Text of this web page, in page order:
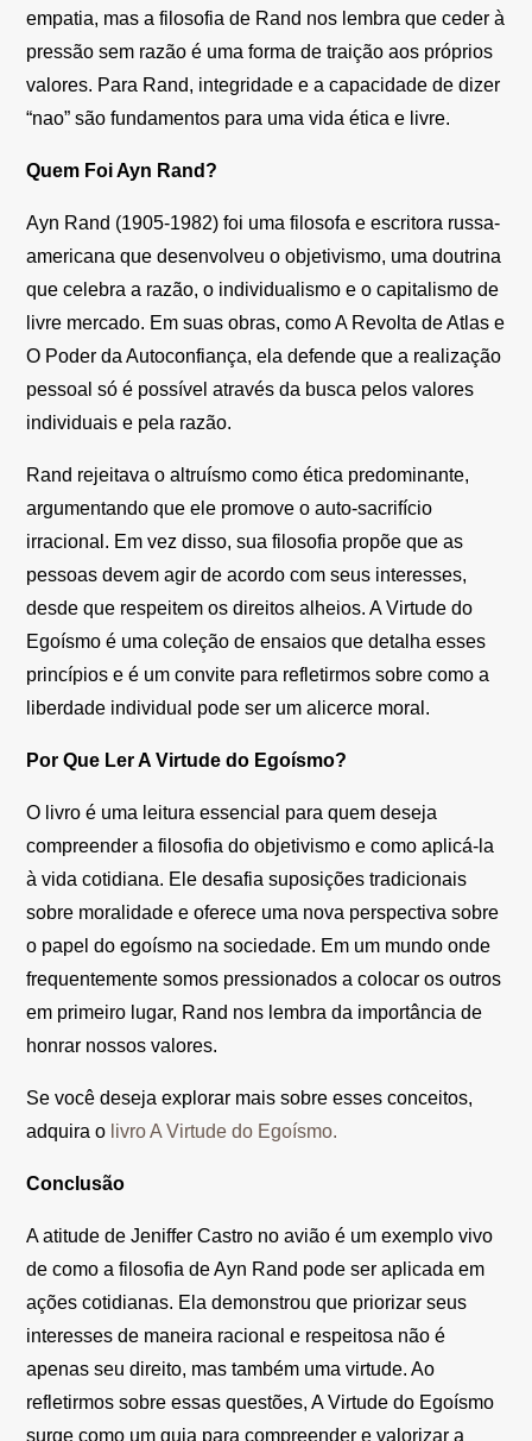
empatia, mas a filosofia de Rand nos lembra que ceder à
pressão sem razão é uma forma de traição aos próprios
valores. Para Rand, integridade e a capacidade de dizer
“nao” são fundamentos para uma vida ética e livre.
Quem Foi Ayn Rand?
Ayn Rand (1905-1982) foi uma filosofa e escritora russa-
americana que desenvolveu o objetivismo, uma doutrina
que celebra a razão, o individualismo e o capitalismo de
livre mercado. Em suas obras, como A Revolta de Atlas e
O Poder da Autoconfiança, ela defende que a realização
pessoal só é possível através da busca pelos valores
individuais e pela razão.
Rand rejeitava o altruísmo como ética predominante,
argumentando que ele promove o auto-sacrifício
irracional. Em vez disso, sua filosofia propõe que as
pessoas devem agir de acordo com seus interesses,
desde que respeitem os direitos alheios. A Virtude do
Egoísmo é uma coleção de ensaios que detalha esses
princípios e é um convite para refletirmos sobre como a
liberdade individual pode ser um alicerce moral.
Por Que Ler A Virtude do Egoísmo?
O livro é uma leitura essencial para quem deseja
compreender a filosofia do objetivismo e como aplicá-la
à vida cotidiana. Ele desafia suposições tradicionais
sobre moralidade e oferece uma nova perspectiva sobre
o papel do egoísmo na sociedade. Em um mundo onde
frequentemente somos pressionados a colocar os outros
em primeiro lugar, Rand nos lembra da importância de
honrar nossos valores.
Se você deseja explorar mais sobre esses conceitos,
adquira o livro A Virtude do Egoísmo.
Conclusão
A atitude de Jeniffer Castro no avião é um exemplo vivo
de como a filosofia de Ayn Rand pode ser aplicada em
ações cotidianas. Ela demonstrou que priorizar seus
interesses de maneira racional e respeitosa não é
apenas seu direito, mas também uma virtude. Ao
refletirmos sobre essas questões, A Virtude do Egoísmo
surge como um guia para compreender e valorizar a